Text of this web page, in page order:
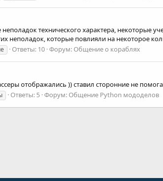
технического характера, некоторые
неполадок, которые повлияли на некоторое
Ответы: 10 Форум: Общение о кораблях
отображались )) ставил сторонние не
Ответы: 5 Форум: Общение Python мододелов